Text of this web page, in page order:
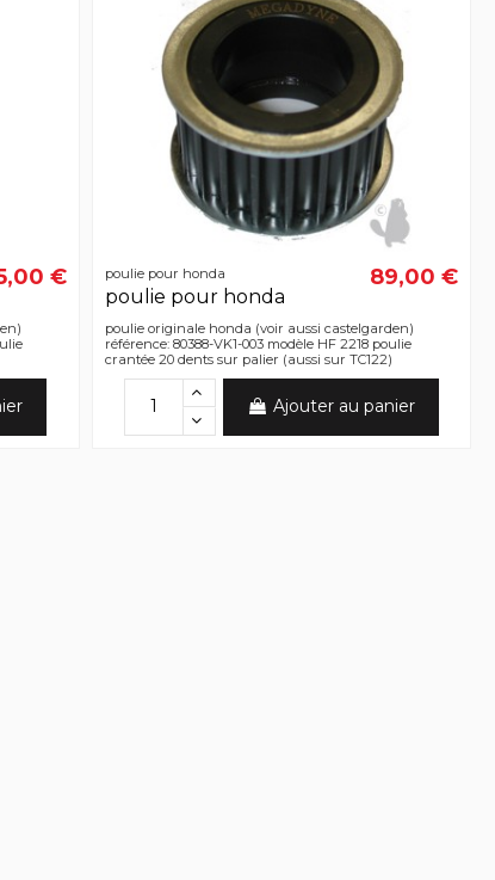
€ poulie pour honda
poulie pour honda
89,00 €
poulie originale honda (voir aussi castelgarden)
référence: 80388-VK1-003 modèle HF 2218 poulie
crantée 20 dents sur palier (aussi sur TC122)
Ajouter au panier